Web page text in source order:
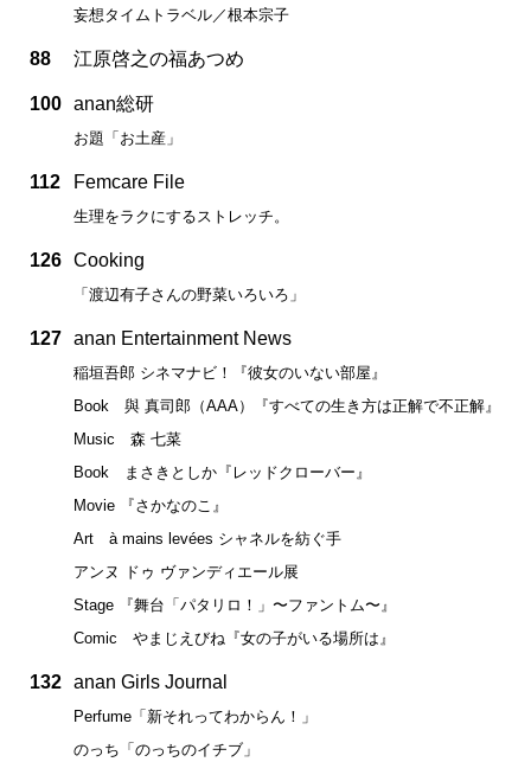
妄想タイムトラベル／根本宗子
88 江原啓之の福あつめ
100 anan総研
お題「お土産」
112 Femcare File
生理をラクにするストレッチ。
126 Cooking
「渡辺有子さんの野菜いろいろ」
127 anan Entertainment News
稲垣吾郎 シネマナビ！『彼女のいない部屋』
Book 與 真司郎（AAA）『すべての生き方は正解で不正解』
Music 森 七菜
Book まさきとしか『レッドクローバー』
Movie 『さかなのこ』
Art à mains levées シャネルを紡ぐ手
アンヌ ドゥ ヴァンディエール展
Stage 『舞台「パタリロ！」〜ファントム〜』
Comic やまじえびね『女の子がいる場所は』
132 anan Girls Journal
Perfume「新それってわからん！」
のっち「のっちのイチブ」